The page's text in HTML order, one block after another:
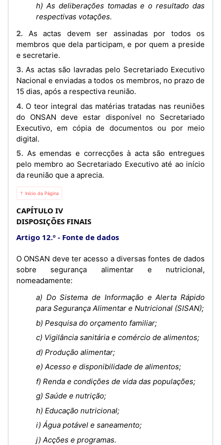
h) As deliberações tomadas e o resultado das
respectivas votações.
2. As actas devem ser assinadas por todos os
membros que dela participam, e por quem a preside
e secretarie.
3. As actas são lavradas pelo Secretariado Executivo
Nacional e enviadas a todos os membros, no prazo de
15 dias, após a respectiva reunião.
4. O teor integral das matérias tratadas nas reuniões
do ONSAN deve estar disponível no Secretariado
Executivo, em cópia de documentos ou por meio
digital.
5. As emendas e correcções à acta são entregues
pelo membro ao Secretariado Executivo até ao início
da reunião que a aprecia.
⇡ Início da Página
CAPÍTULO IV
DISPOSIÇÕES FINAIS
Artigo 12.º
Fonte de dados
O ONSAN deve ter acesso a diversas fontes de dados
sobre segurança alimentar e nutricional,
nomeadamente:
a) Do Sistema de Informação e Alerta Rápido
para Segurança Alimentar e Nutricional (SISAN);
b) Pesquisa do orçamento familiar;
c) Vigilância sanitária e comércio de alimentos;
d) Produção alimentar;
e) Acesso e disponibilidade de alimentos;
f) Renda e condições de vida das populações;
g) Saúde e nutrição;
h) Educação nutricional;
i) Água potável e saneamento;
j) Acções e programas.